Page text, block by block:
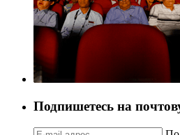
Подпишетесь на